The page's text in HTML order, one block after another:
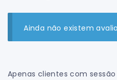
Ainda não existem
Apenas clientes com